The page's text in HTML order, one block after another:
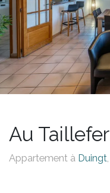
Au Taillefer
Appartement à Duingt,